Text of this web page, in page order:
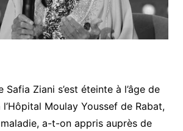
Ziani s’est éteinte à l’âge de
l’Hôpital Moulay Youssef de Rabat,
maladie, a-t-on appris auprès de